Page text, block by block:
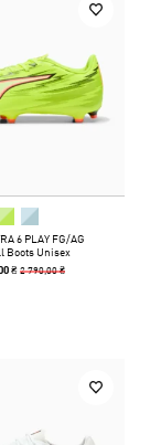
6 PLAY FG/AG
Boots Unisex
₴2 790,00 ₴